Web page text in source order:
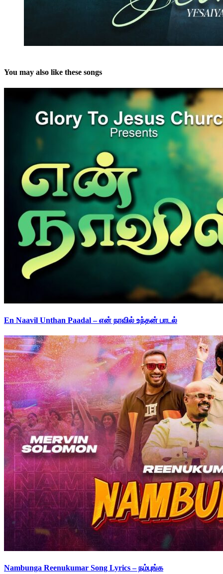
You may also like these songs
En Naavil Unthan Paadal – என் நாவில் உந்தன் பாடல்
Nambunga Reenukumar Song Lyrics – நம்புங்க